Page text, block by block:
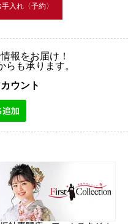
入れ〈予約〉
報をお届け！
も承ります。
ウント